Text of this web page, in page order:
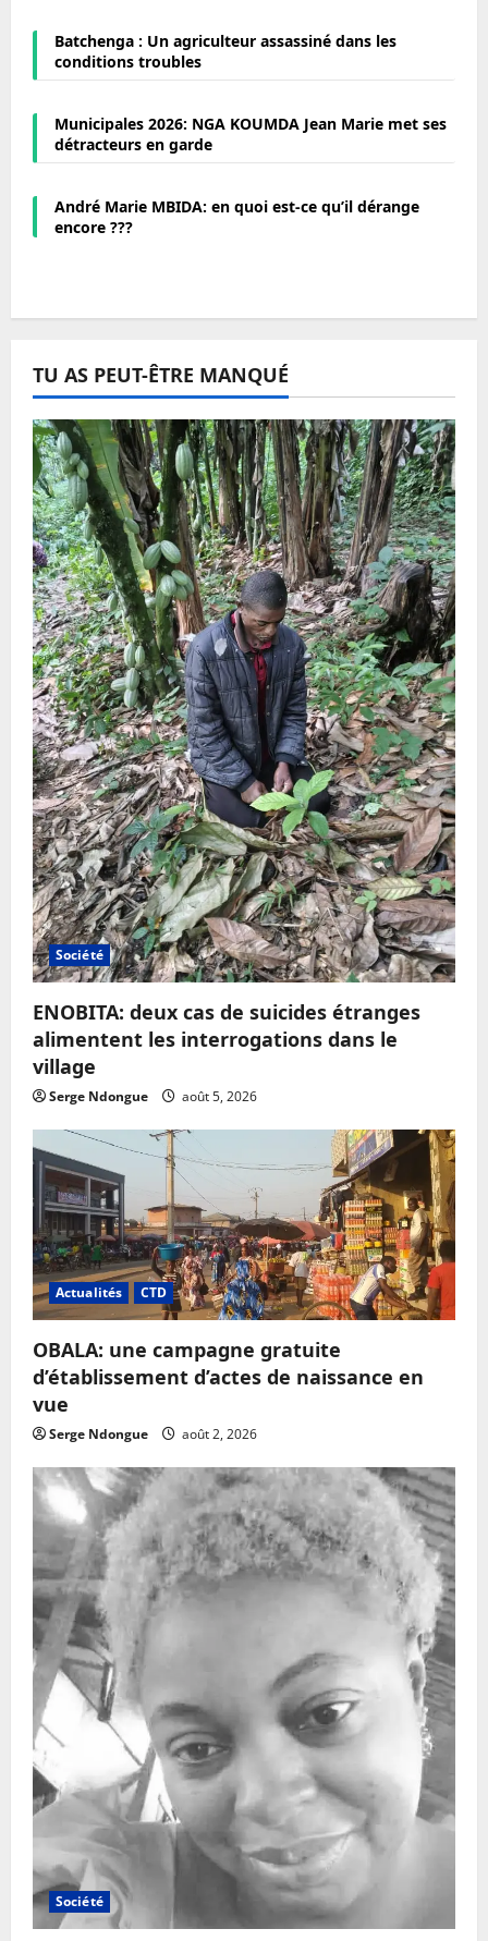
Batchenga : Un agriculteur assassiné dans les
conditions troubles
Municipales 2026: NGA KOUMDA Jean Marie met ses
détracteurs en garde
André Marie MBIDA: en quoi est-ce qu’il dérange
encore ???
TU AS PEUT-ÊTRE MANQUÉ
Société
ENOBITA: deux cas de suicides étranges
alimentent les interrogations dans le
village
Serge Ndongue août 5, 2026
Actualités CTD
OBALA: une campagne gratuite
d’établissement d’actes de naissance en
vue
Serge Ndongue août 2, 2026
Société